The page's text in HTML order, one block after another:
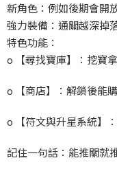
新角色：例如後期會開
強力裝備：通關越深掉
特色功能：
o 【尋找寶庫】：挖寶
o 【商店】：解鎖後能
o 【符文與升星系統】
記住一句話：能推關就